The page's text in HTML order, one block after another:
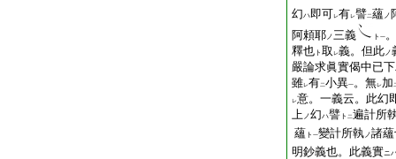
幻ハ即可レ有レ譬二蘊ノ
阿頼耶ノ三義 ト 一
釋也 ト 取 レ義。但此ノ
嚴論求眞實偈中已下
雖レ有二小異一。無レ加
レ意。一義云。此幻
上ノ幻ハ譬 ト 二遍計所
蘊 ト 一變計所執ノ諸
明鈔義也。此義實ニ